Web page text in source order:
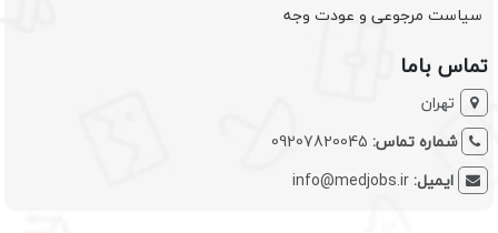
سیاست مرجوعی و عودت وجه
تماس باما
تهران
شماره تماس: 09207820045
ایمیل:info@medjobs.ir